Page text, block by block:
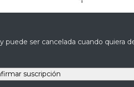
ser cancelada cuando quiera